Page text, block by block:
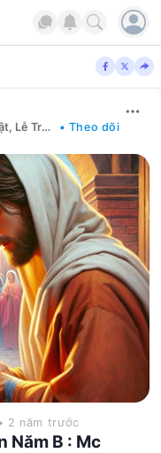
Bài giảng Chúa Nhật, Lễ Trọng • Theo dõi
2 năm trước
Năm B : Mc